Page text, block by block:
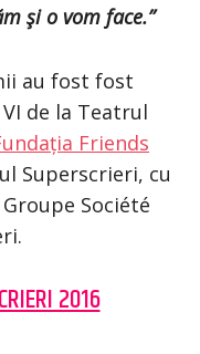
şi o vom face.”
au fost fost
de la Teatrul
Friends
Superscrieri, cu
Société
2016